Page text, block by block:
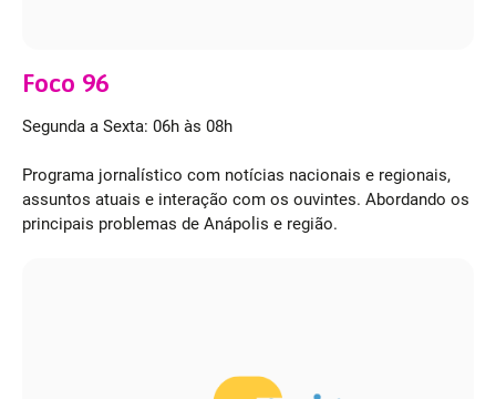
Foco 96
Segunda a Sexta: 06h às 08h
Programa jornalístico com notícias nacionais e regionais,
assuntos atuais e interação com os ouvintes. Abordando os
principais problemas de Anápolis e região.